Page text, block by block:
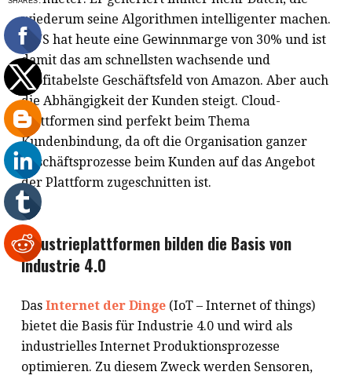
wiederum seine Algorithmen intelligenter machen.
AWS hat heute eine Gewinnmarge von 30% und ist
damit das am schnellsten wachsende und
profitabelste Geschäftsfeld von Amazon. Aber auch
die Abhängigkeit der Kunden steigt. Cloud-
Plattformen sind perfekt beim Thema
Kundenbindung, da oft die Organisation ganzer
Geschäftsprozesse beim Kunden auf das Angebot
der Plattform zugeschnitten ist.
Industrieplattformen bilden die Basis von
Industrie 4.0
Das Internet der Dinge(IoT – Internet of things)
bietet die Basis für Industrie 4.0 und wird als
industrielles Internet Produktionsprozesse
optimieren. Zu diesem Zweck werden Sensoren,